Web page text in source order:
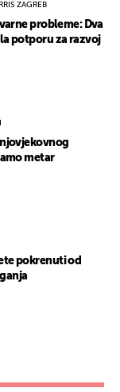
ZAGREB
probleme: Dva
potporu za razvoj
metar
pokrenuti od